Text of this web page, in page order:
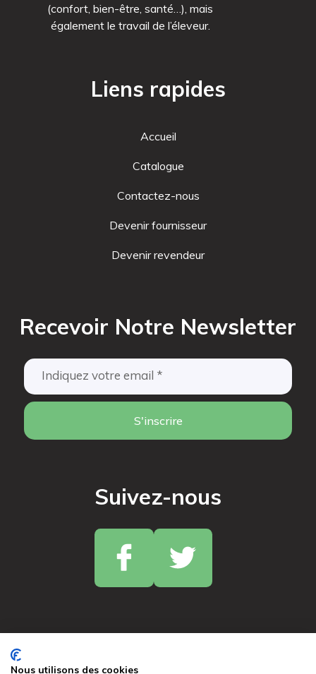
(confort, bien-être, santé…), mais
également le travail de l’éleveur.
Liens rapides
Accueil
Catalogue
Contactez-nous
Devenir fournisseur
Devenir revendeur
Recevoir Notre Newsletter
S'inscrire
Suivez-nous
Nous utilisons des cookies